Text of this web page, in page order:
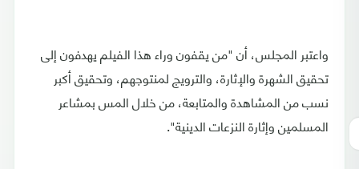
واعتبر المجلس، أن "من يقفون وراء هذا الفيلم يهدفون إلى
تحقيق الشهرة والإثارة، والترويج لمنتوجهم، وتحقيق أكبر
نسب من المشاهدة والمتابعة، من خلال المس بمشاعر
المسلمين وإثارة النزعات الدينية".